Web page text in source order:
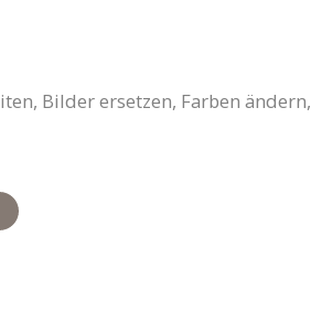
Bilder ersetzen, Farben ändern,